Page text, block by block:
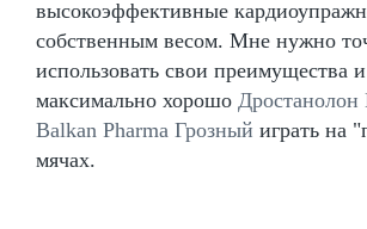
высокоэффективные
собственным весом. Мне нужно
использовать свои преимущества и
максимально хорошо
Balkan Pharma Грозный играть на
мячах.